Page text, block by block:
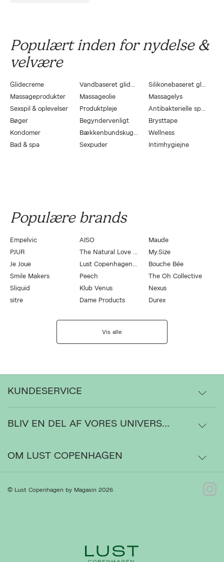
Populært inden for nydelse &
velvære
Glidecreme Vandbaseret glidecreme
Silikonebaseret glidecreme
Massageprodukter
Massageolie
Massagelys
Sexspil & oplevelser
Produktpleje
Antibakterielle sprays
Bøger
Begyndervenligt
Brysttape
Kondomer
Bækkenbundskugler
Wellness
Bad & spa
Sexpuder Intimhygiejne
Populære brands
Empelvic AISO
Maude
PJUR
The Natural Love Company
My.Size
Je Joue
Lust Copenhagen by Magasin
Bouche Bée
Smile Makers
Peech
The Oh Collective
Sliquid
Klub Venus
Nexus
sitre
Dame Products Durex
Vis alle
KUNDESERVICE
Levering
Ordrestatus
Gå til Kundeservice
BLIV EN DEL AF VORES UNIVERS...
OM LUST COPENHAGEN
Om os
© Lust Copenhagen by Magasin 2026